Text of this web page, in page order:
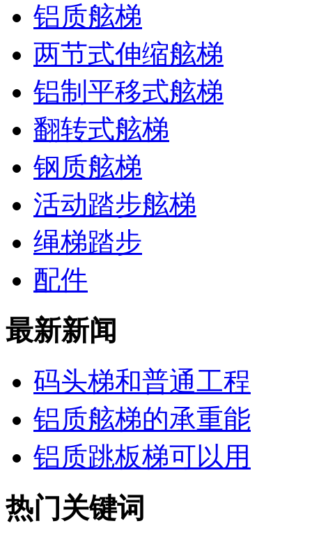
铝质舷梯
两节式伸缩舷梯
铝制平移式舷梯
翻转式舷梯
钢质舷梯
活动踏步舷梯
绳梯踏步
配件
最新新闻
码头梯和普通工程
铝质舷梯的承重能
铝质跳板梯可以用
热门关键词